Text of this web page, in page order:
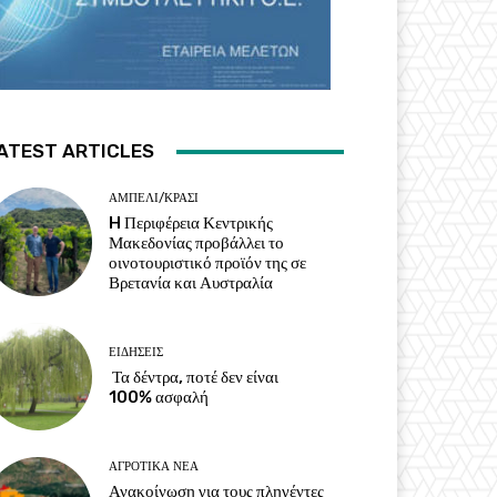
ARTICLES
ΑΜΠΈΛΙ/ΚΡΑΣΊ
H Περιφέρεια Κεντρικής
Μακεδονίας προβάλλει το
οινοτουριστικό προϊόν της σε
Βρετανία και Αυστραλία
ΕΙΔΉΣΕΙΣ
Τα δέντρα, ποτέ δεν είναι
100% ασφαλή
ΑΓΡΟΤΙΚΆ ΝΈΑ
Ανακοίνωση για τους πληγέντες